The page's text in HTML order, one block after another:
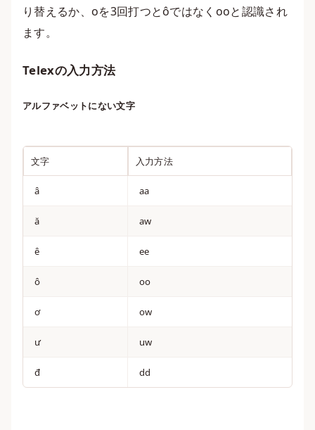
り替えるか、oを3回打つとôではなくooと認識され
ます。
Telexの入力方法
アルファベットにない文字
文字 入力方法
â aa
ă aw
ê ee
ô oo
ơ ow
ư uw
đ dd